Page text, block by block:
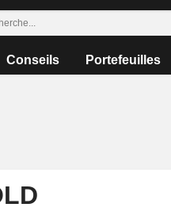
Conseils Portefeuilles